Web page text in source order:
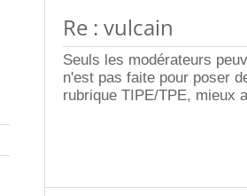
Re : vulcain
Seuls les modérateurs
n'est pas faite pour poser
rubrique TIPE/TPE, mieux